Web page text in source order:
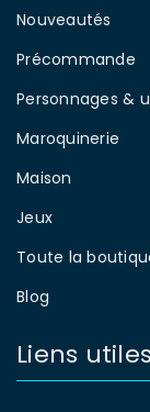
Nouveautés
Précommande
Personnages &
Maroquinerie
Maison
Jeux
Toute la
Blog
Liens utiles